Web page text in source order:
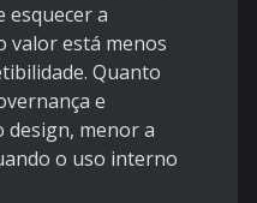
esquecer a
valor está menos
Quanto
e
design, menor a
o uso interno